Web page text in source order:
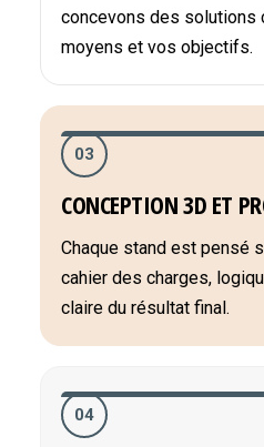
concevons des solutions
moyens et vos objectifs.
03
CONCEPTION 3D ET
Chaque stand est pensé
cahier des charges,
claire du résultat final.
04